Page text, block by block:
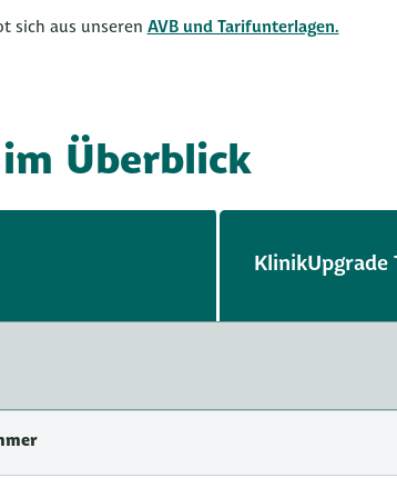
sich aus unseren AVB und Tarifunterlagen.
Überblick
KlinikUpgrade